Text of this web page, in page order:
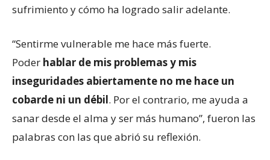
sufrimiento y cómo ha logrado salir adelante.
“Sentirme vulnerable me hace más fuerte.
Poder hablar de mis problemas y mis
inseguridades abiertamente no me hace un
cobarde ni un débil. Por el contrario, me ayuda a
sanar desde el alma y ser más humano”, fueron las
palabras con las que abrió su reflexión.